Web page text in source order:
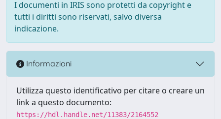
I documenti in IRIS sono protetti da copyright e
tutti i diritti sono riservati, salvo diversa
indicazione.
Informazioni
Utilizza questo identificativo per citare o creare un
link a questo documento:
https://hdl.handle.net/11383/2164552